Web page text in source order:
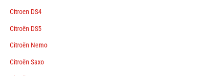
Citroen DS4
Citroën DS5
Citroën Nemo
Citroën Saxo